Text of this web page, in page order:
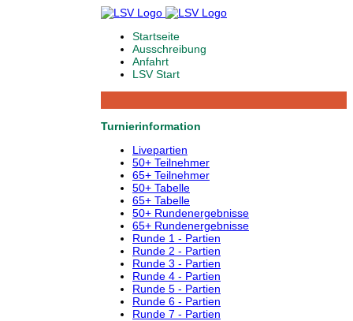
Startseite
Ausschreibung
Anfahrt
LSV Start
Turnierinformation
Livepartien
50+ Teilnehmer
65+ Teilnehmer
50+ Tabelle
65+ Tabelle
50+ Rundenergebnisse
65+ Rundenergebnisse
Runde 1 - Partien
Runde 2 - Partien
Runde 3 - Partien
Runde 4 - Partien
Runde 5 - Partien
Runde 6 - Partien
Runde 7 - Partien